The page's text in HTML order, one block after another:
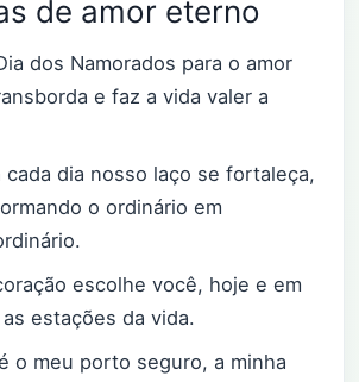
de amor eterno
dos Namorados para o amor
e faz a vida valer a
cada dia nosso laço se fortaleça,
o ordinário em
escolhe você, hoje e em
estações da vida.
o meu porto seguro, a minha